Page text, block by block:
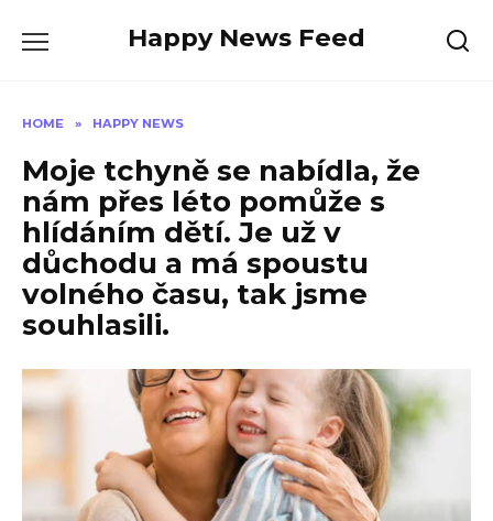
Happy News Feed
HOME » HAPPY NEWS
Moje tchyně se nabídla, že
nám přes léto pomůže s
hlídáním dětí. Je už v
důchodu a má spoustu
volného času, tak jsme
souhlasili.